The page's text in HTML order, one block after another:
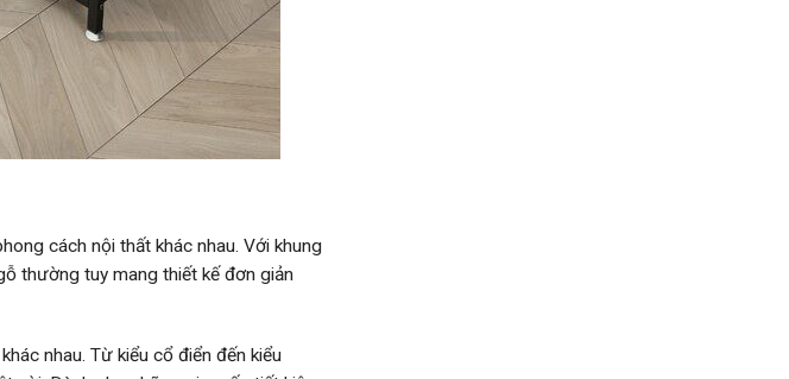
cách nội thất khác nhau. Với khung
thường tuy mang thiết kế đơn giản
nhau. Từ kiểu cổ điển đến kiểu